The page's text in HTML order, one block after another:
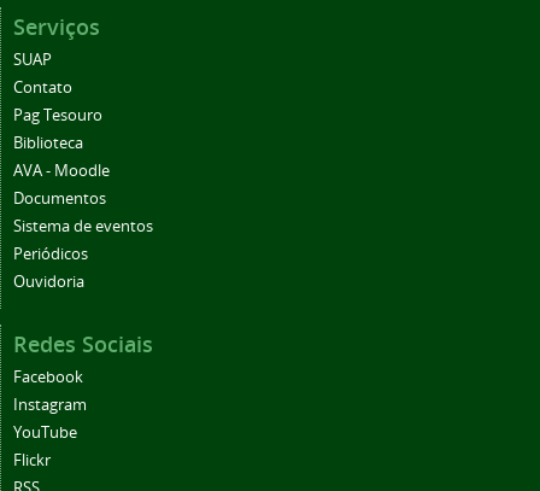
Serviços
SUAP
Contato
Pag Tesouro
Biblioteca
AVA - Moodle
Documentos
Sistema de eventos
Periódicos
Ouvidoria
Redes Sociais
Facebook
Instagram
YouTube
Flickr